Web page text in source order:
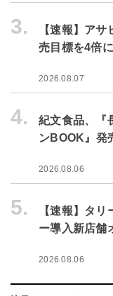
3.
【速報】ア
売目標を4倍
2026.08.07
4.
紀文食品、『
ンBOOK』発
2026.08.06
5.
【速報】タ
ー導入新店舗
2026.08.06